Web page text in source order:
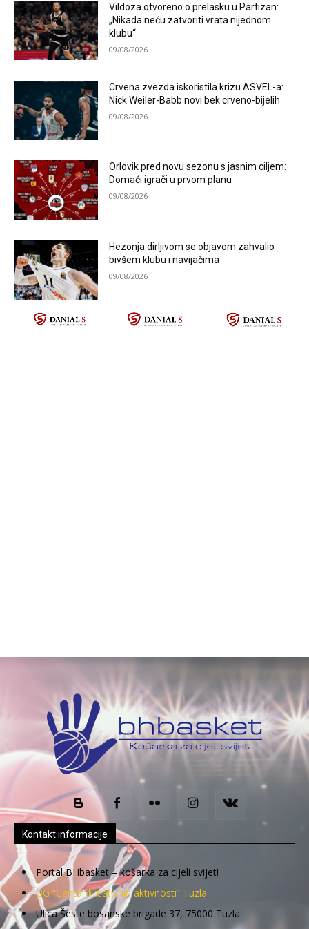
Vildoza otvoreno o prelasku u Partizan:
„Nikada neću zatvoriti vrata nijednom
klubu“
09/08/2026
Crvena zvezda iskoristila krizu ASVEL-a:
Nick Weiler-Babb novi bek crveno-bijelih
09/08/2026
Orlovik pred novu sezonu s jasnim ciljem:
Domaći igrači u prvom planu
09/08/2026
Hezonja dirljivom se objavom zahvalio
bivšem klubu i navijačima
09/08/2026
Kontakt informacije
Portal BHbasket – košarka za cijeli svijet!
UG “Centar kreativnih aktivnosti” Tuzla
Ulica Šeste bosanske brigade 37, 75000 Tuzla